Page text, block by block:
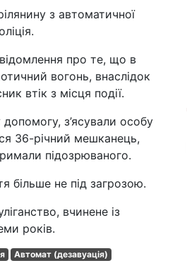
з автоматичної
про те, що в
вогонь, внаслідок
втік з місця події.
з’ясували особу
36-річний мешканець,
підозрюваного.
більше не під загрозою.
вчинене із
років.
Автомат (дезавуація)